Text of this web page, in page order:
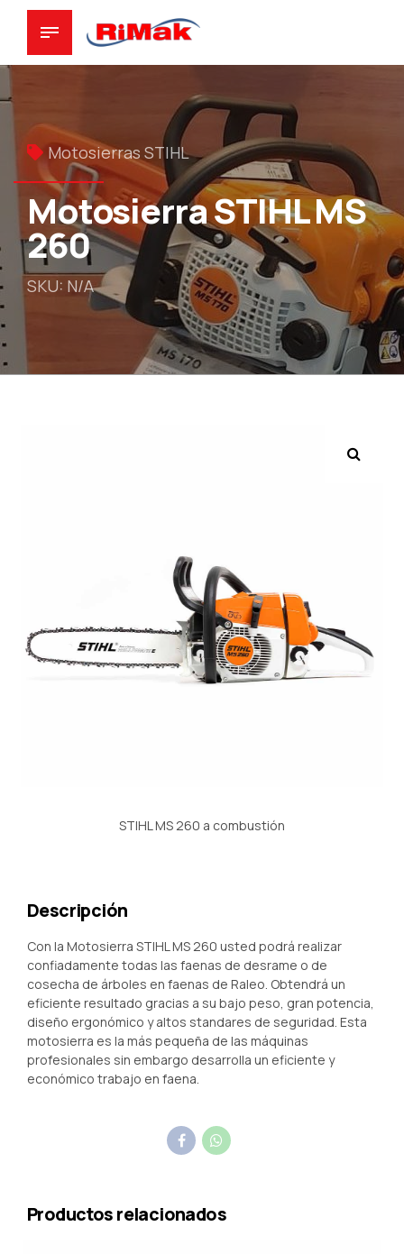
Motosierras STIHL
Motosierra STIHL MS
260
SKU: N/A
STIHL MS 260 a combustión
Descripción
Con la Motosierra STIHL MS 260 usted podrá realizar
confiadamente todas las faenas de desrame o de
cosecha de árboles en faenas de Raleo. Obtendrá un
eficiente resultado gracias a su bajo peso, gran potencia,
diseño ergonómico y altos standares de seguridad. Esta
motosierra es la más pequeña de las máquinas
profesionales sin embargo desarrolla un eficiente y
económico trabajo en faena.
Productos relacionados